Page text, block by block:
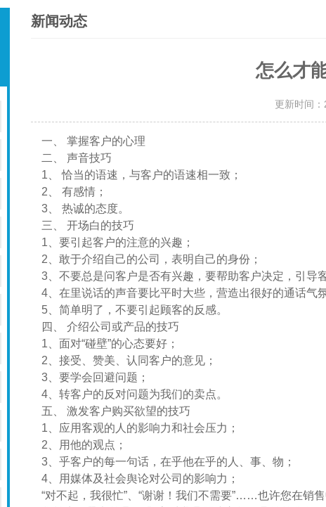
新闻动态
怎么才
更新时间：
一、 掌握客户的心理
二、 声音技巧
1、 恰当的语速，与客户的语速相一致；
2、 有感情；
3、 热诚的态度。
三、 开场白的技巧
1、要引起客户的注意的兴趣；
2、敢于介绍自己的公司，表明自己的身份；
3、不要总是问客户是否有兴趣，要帮助客户决定，引导
4、在里说话的声音要比平时大些，营造出很好的通话气
5、简单明了，不要引起顾客的反感。
四、 介绍公司或产品的技巧
1、面对“碰壁”的心态要好；
2、接受、赞美、认同客户的意见；
3、要学会回避问题；
4、转客户的反对问题为我们的卖点。
五、 激发客户购买欲望的技巧
1、应用客观的人的影响力和社会压力；
2、用他的观点；
3、乎客户的每一句话，在乎他在乎的人、事、物；
4、用媒体及社会舆论对公司的影响力；
“对不起，我很忙”、“谢谢！我们不需要”……也许您在销